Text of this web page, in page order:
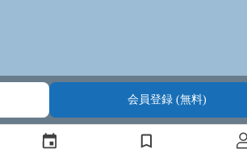
会員登録 (無料)